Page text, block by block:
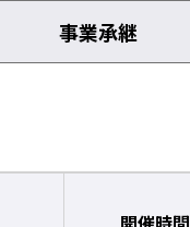
事業承継